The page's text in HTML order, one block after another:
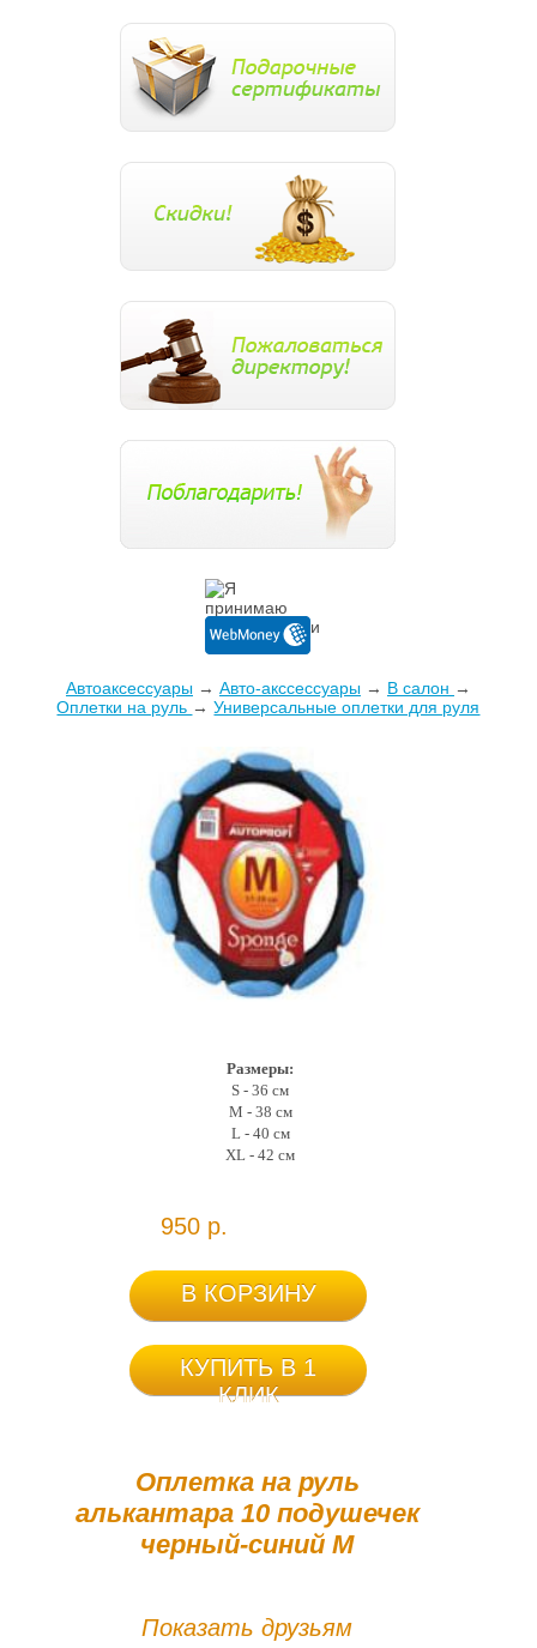
Автоаксессуары→ Авто-акссессуары→ В салон →
Оплетки на руль →Универсальные оплетки для руля
Оплетка на руль
алькантара 10 подушечек
черный-синий М
Размеры:
S - 36 см
M - 38 см
L - 40 см
XL - 42 см
950 р.
В КОРЗИНУ
КУПИТЬ В 1
КЛИК
Показать друзьям